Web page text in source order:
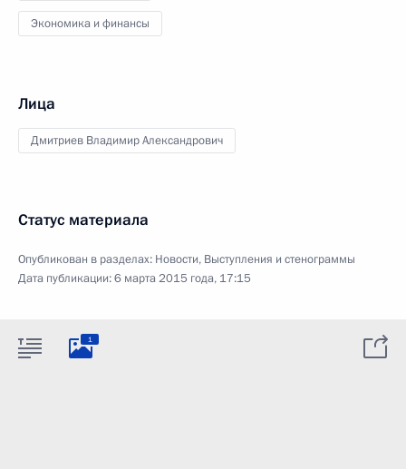
Экономика и финансы
Лица
Дмитриев Владимир Александрович
Статус материала
Опубликован в разделах: Новости, Выступления и стенограммы
Дата публикации:6 марта 2015 года, 17:15
1